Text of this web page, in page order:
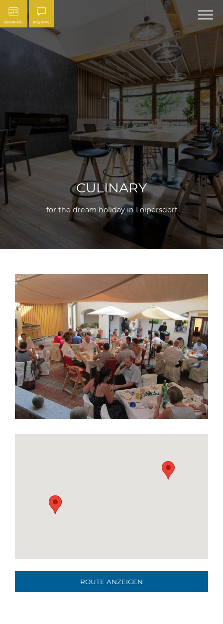
BOOKING INQUIRE
CULINARY
for the dream holiday in Loipersdorf
ROUTE ANZEIGEN